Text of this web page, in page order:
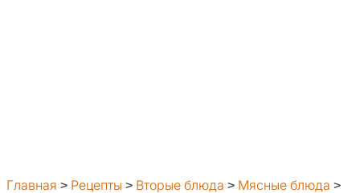
Главная > Рецепты > Вторые блюда > Мясные блюда >